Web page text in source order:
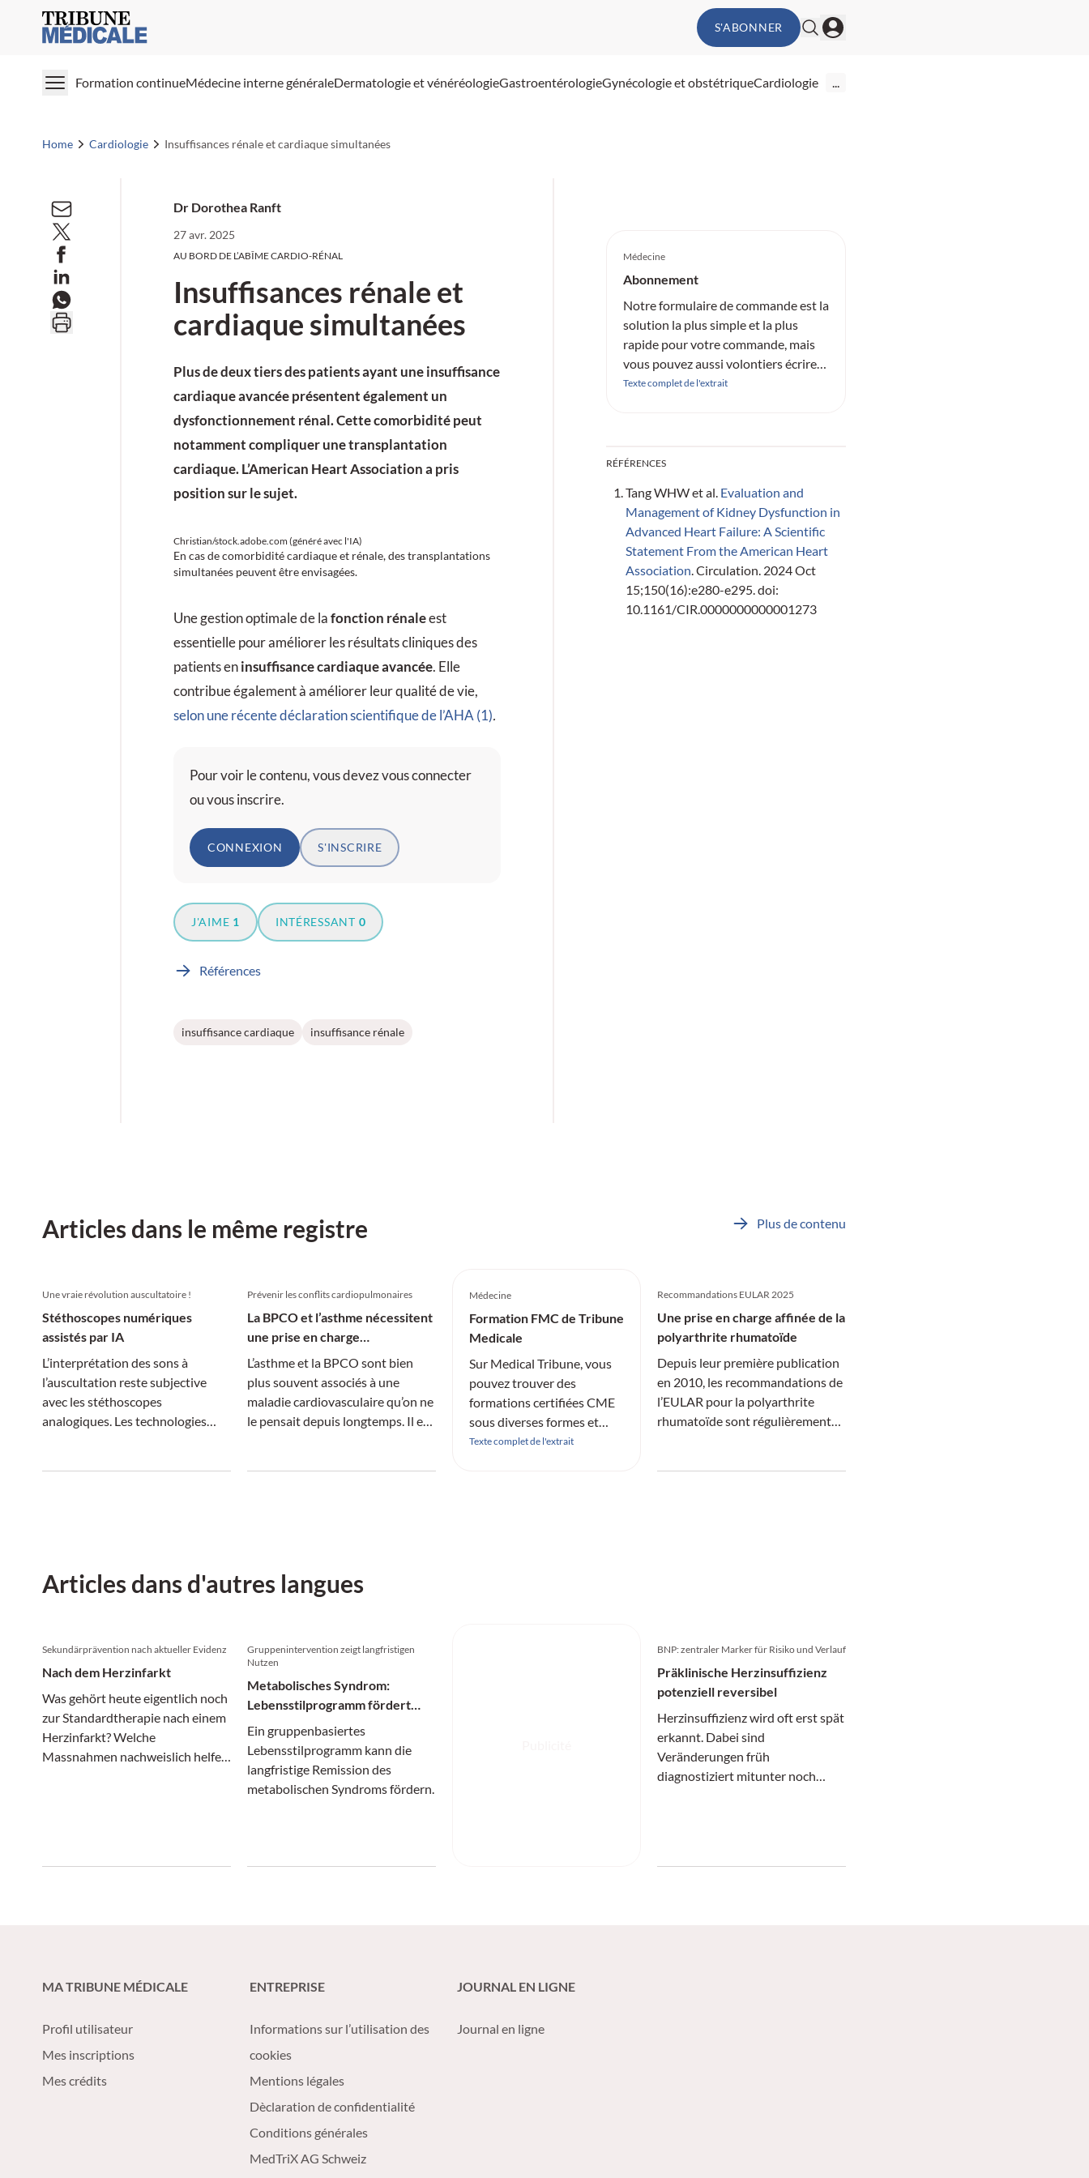
Medical Tribune S'ABONNER
Formation continueMédecine interne généraleDermatologie et vénéréologieGastroentérologieGynécologie et obstétriqueCardiologie ...
Home Cardiologie Insuffisances rénale et cardiaque simultanées
Dr Dorothea Ranft
27 avr. 2025
AU BORD DE L’ABÎME CARDIO-RÉNAL
Insuffisances rénale et
cardiaque simultanées
Plus de deux tiers des patients ayant une insuffisance
cardiaque avancée présentent également un
dysfonctionnement rénal. Cette comorbidité peut
notamment compliquer une transplantation
cardiaque. L’American Heart Association a pris
position sur le sujet.
Christian/stock.adobe.com (généré avec l'IA)
En cas de comorbidité cardiaque et rénale, des transplantations
simultanées peuvent être envisagées.
Une gestion optimale de la fonction rénaleest
essentielle pour améliorer les résultats cliniques des
patients en insuffisance cardiaque avancée. Elle
contribue également à améliorer leur qualité de vie,
selon une récente déclaration scientifique de l’AHA (1).
Pour voir le contenu, vous devez vous connecter
ou vous inscrire.
CONNEXION S'INSCRIRE
J'AIME 1 INTÉRESSANT 0
Références
insuffisance cardiaque insuffisance rénale
Médecine
Abonnement
Notre formulaire de commande est la
solution la plus simple et la plus
rapide pour votre commande, mais
vous pouvez aussi volontiers écrire
directement un mail à : mtch-
Texte complet de l'extrait
RÉFÉRENCES
Tang WHW et al. Evaluation and
Management of Kidney Dysfunction in
Advanced Heart Failure: A Scientific
Statement From the American Heart
Association. Circulation. 2024 Oct
15;150(16):e280-e295. doi:
10.1161/CIR.0000000000001273
Articles dans le même registre Plus de contenu
Une vraie révolution auscultatoire !
Stéthoscopes numériques
assistés par IA
L’interprétation des sons à
l’auscultation reste subjective
avec les stéthoscopes
analogiques. Les technologies
Prévenir les conflits cardiopulmonaires
La BPCO et l’asthme nécessitent
une prise en charge
multidisciplinaire
L’asthme et la BPCO sont bien
plus souvent associés à une
maladie cardiovasculaire qu’on ne
le pensait depuis longtemps. Il en
Médecine
Formation FMC de Tribune
Medicale
Sur Medical Tribune, vous
pouvez trouver des
formations certifiées CME
sous diverses formes et
différentes spécialités.
Texte complet de l'extrait
Recommandations EULAR 2025
Une prise en charge affinée de la
polyarthrite rhumatoïde
Depuis leur première publication
en 2010, les recommandations de
l’EULAR pour la polyarthrite
rhumatoïde sont régulièrement
Articles dans d'autres langues
Sekundärprävention nach aktueller Evidenz
Nach dem Herzinfarkt
Was gehört heute eigentlich noch
zur Standardtherapie nach einem
Herzinfarkt? Welche
Massnahmen nachweislich helfen
Gruppenintervention zeigt langfristigen
Nutzen
Metabolisches Syndrom:
Lebensstilprogramm fördert
langfristige Remission
Ein gruppenbasiertes
Lebensstilprogramm kann die
langfristige Remission des
metabolischen Syndroms fördern.
BNP: zentraler Marker für Risiko und Verlauf
Präklinische Herzinsuffizienz
potenziell reversibel
Herzinsuffizienz wird oft erst spät
erkannt. Dabei sind
Veränderungen früh
diagnostiziert mitunter noch
MA TRIBUNE MÉDICALE
Profil utilisateur
Mes inscriptions
Mes crédits
ENTREPRISE
Informations sur l’utilisation des
cookies
Mentions légales
Dèclaration de confidentialité
Conditions générales
MedTriX AG Schweiz
JOURNAL EN LIGNE
Journal en ligne